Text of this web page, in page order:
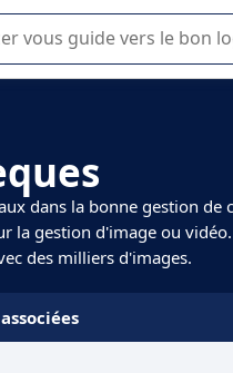
ou la sélection de
dans la bonne gestion de
la gestion d'image ou
des milliers d'images.